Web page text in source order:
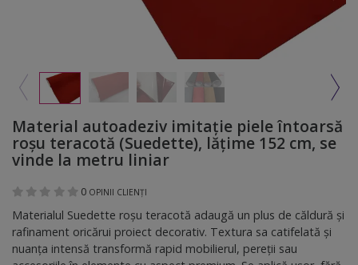
Material autoadeziv imitație piele întoarsă
roșu teracotă (Suedette), lățime 152 cm, se
vinde la metru liniar
0 OPINII CLIENȚI
Materialul Suedette roșu teracotă adaugă un plus de căldură și
rafinament oricărui proiect decorativ. Textura sa catifelată și
nuanța intensă transformă rapid mobilierul, pereții sau